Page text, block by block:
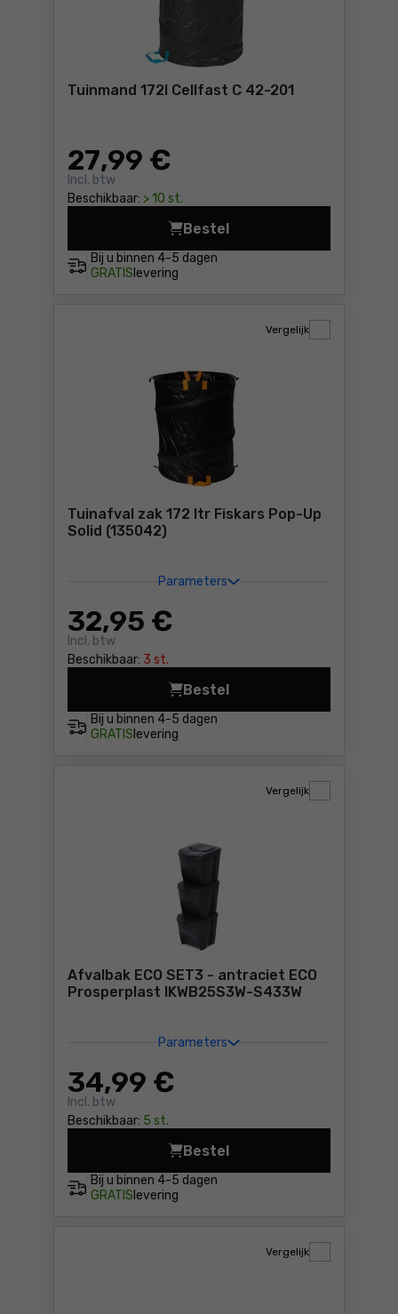
Tuinmand 172l Cellfast C 42-201
27,99 €
Incl. btw
Beschikbaar: > 10 st.
Bij u binnen 4-5 dagen
GRATIS levering
Bestel
Tuinmand 172l Cellfast C
Tuinafval zak 172 ltr Fiskars Pop-Up
Solid (135042)
Parameters
32,95 €
Incl. btw
Beschikbaar: 3 st.
Vergelijk
Bij u binnen 4-5 dagen
GRATIS levering
Bestel
Tuinafval zak 172 ltr
Afvalbak ECO SET3 - antraciet ECO
Prosperplast IKWB25S3W-S433W
Parameters
34,99 €
Incl. btw
Beschikbaar: 5 st.
Vergelijk
Bij u binnen 4-5 dagen
GRATIS levering
Bestel
Afvalbak ECO SET3 -
Vergelijk